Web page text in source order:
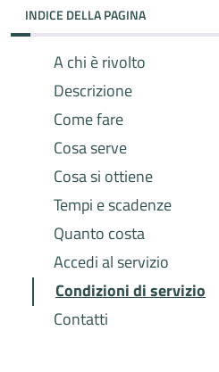
INDICE DELLA PAGINA
A chi è rivolto
Descrizione
Come fare
Cosa serve
Cosa si ottiene
Tempi e scadenze
Quanto costa
Accedi al servizio
Condizioni di servizio
Contatti